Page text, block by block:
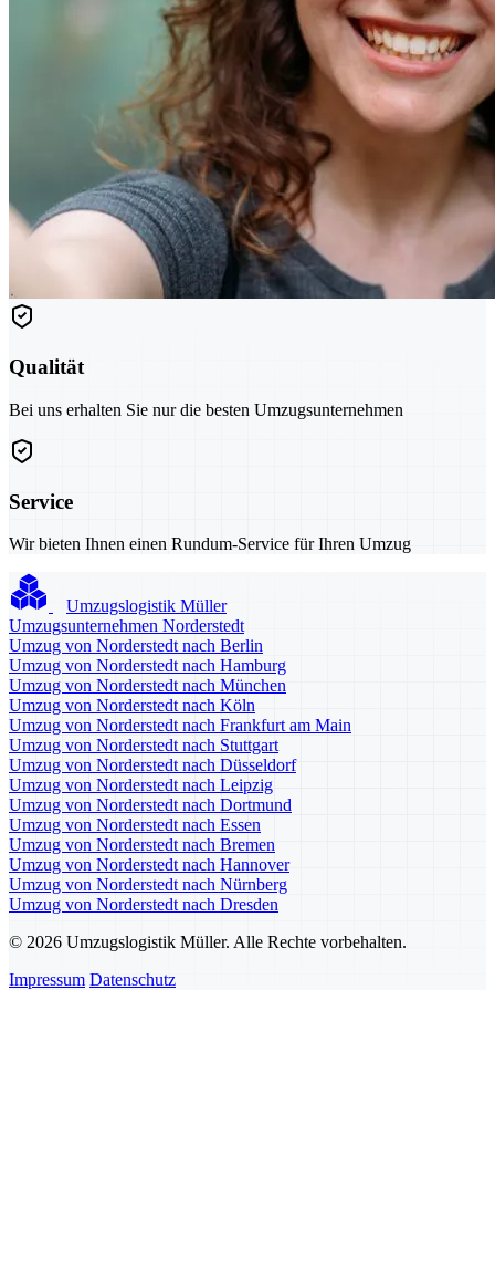
Qualität
Bei uns erhalten Sie nur die besten Umzugsunternehmen
Service
Wir bieten Ihnen einen Rundum-Service für Ihren Umzug
Umzugslogistik Müller
Umzugsunternehmen Norderstedt
Umzug von Norderstedt nach Berlin
Umzug von Norderstedt nach Hamburg
Umzug von Norderstedt nach München
Umzug von Norderstedt nach Köln
Umzug von Norderstedt nach Frankfurt am Main
Umzug von Norderstedt nach Stuttgart
Umzug von Norderstedt nach Düsseldorf
Umzug von Norderstedt nach Leipzig
Umzug von Norderstedt nach Dortmund
Umzug von Norderstedt nach Essen
Umzug von Norderstedt nach Bremen
Umzug von Norderstedt nach Hannover
Umzug von Norderstedt nach Nürnberg
Umzug von Norderstedt nach Dresden
© 2026 Umzugslogistik Müller. Alle Rechte vorbehalten.
Impressum Datenschutz